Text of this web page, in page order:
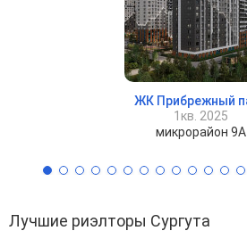
ЖК Прибрежный
1кв. 2025
микрорайон 9А
Лучшие риэлторы Сургута